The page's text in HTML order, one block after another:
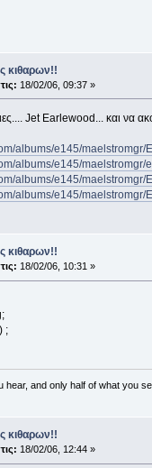
κιθαρων!!
18/02/06, 09:37 »
Jet Earlewood... και να
albums/e145/maelstromgr/
albums/e145/maelstromgr/
albums/e145/maelstromgr/
albums/e145/maelstromgr/
κιθαρων!!
18/02/06, 10:31 »
;
hear, and only half of what you
κιθαρων!!
18/02/06, 12:44 »